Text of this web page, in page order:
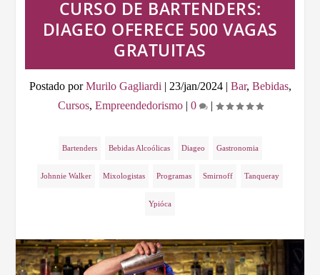
CURSO DE BARTENDERS:
DIAGEO OFERECE 500 VAGAS
GRATUITAS
Postado porMurilo Gagliardi | 23/jan/2024| Bar, Bebidas,
Cursos, Empreendedorismo| 0 |
Bartenders Bebidas Alcoólicas Diageo Gastronomia
Johnnie Walker Mixologistas Programas Smirnoff Tanqueray
Ypióca